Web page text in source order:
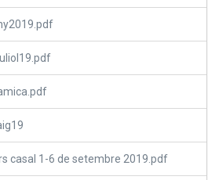
casal 1-6 de setembre 2019.pdf